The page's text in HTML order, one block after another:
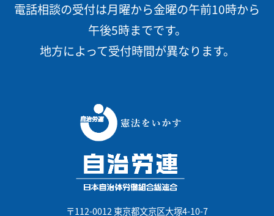
電話相談の受付は月曜から金曜の午前10時から
午後5時までです。
地方によって受付時間が異なります。
〒112-0012 東京都文京区大塚4-10-7